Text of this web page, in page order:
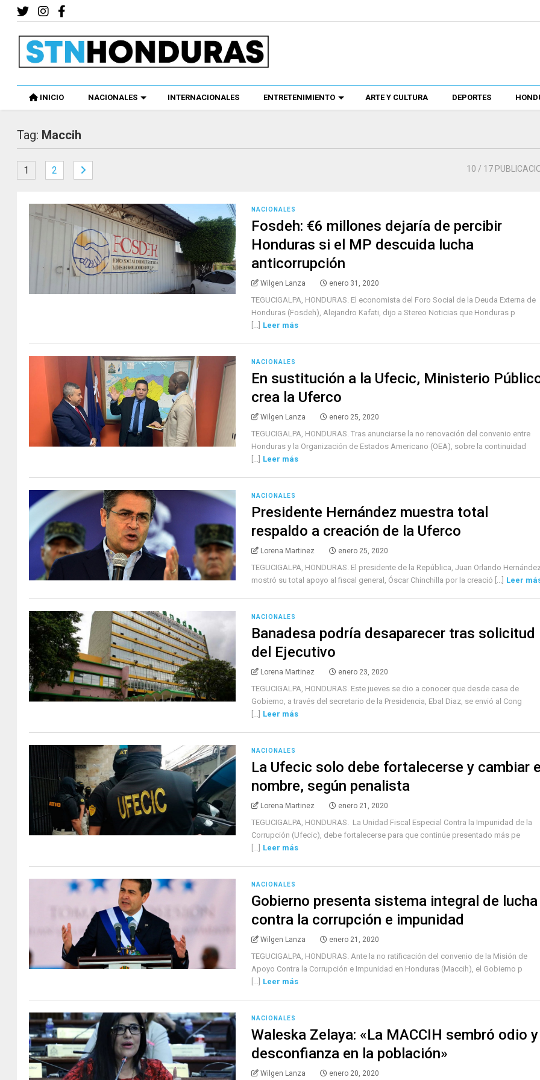
INICIO NACIONALES INTERNACIONALES ENTRETENIMIENTO ARTE Y CULTURA DEPORTES
Tag: Maccih
1 2 10 / 17
NACIONALES
Fosdeh: €6 millones dejaría de percibir
Honduras si el MP descuida lucha
anticorrupción
Wilgen Lanza enero 31, 2020
TEGUCIGALPA, HONDURAS. El economista del Foro Social de la Deuda Externa de
Honduras (Fosdeh), Alejandro Kafati, dijo a Stereo Noticias que Honduras p
[...] Leer más
NACIONALES
En sustitución a la Ufecic, Ministerio
crea la Uferco
Wilgen Lanza enero 25, 2020
TEGUCIGALPA, HONDURAS. Tras anunciarse la no renovación del convenio entre
Honduras y la Organización de Estados Americano (OEA), sobre la continuidad
[...] Leer más
NACIONALES
Presidente Hernández muestra total
respaldo a creación de la Uferco
Lorena Martinez enero 25, 2020
TEGUCIGALPA, HONDURAS. El presidente de la República, Juan Orlando
mostró su total apoyo al fiscal general, Óscar Chinchilla por la creació [...] Leer
NACIONALES
Banadesa podría desaparecer tras solicitud
del Ejecutivo
Lorena Martinez enero 23, 2020
TEGUCIGALPA, HONDURAS. Este jueves se dio a conocer que desde casa de
Gobierno, a través del secretario de la Presidencia, Ebal Diaz, se envió al Cong
[...] Leer más
NACIONALES
La Ufecic solo debe fortalecerse y cambiar el
nombre, según penalista
Lorena Martinez enero 21, 2020
TEGUCIGALPA, HONDURAS. La Unidad Fiscal Especial Contra la Impunidad de la
Corrupción (Ufecic), debe fortalecerse para que continúe presentado más pe
[...] Leer más
NACIONALES
Gobierno presenta sistema integral de lucha
contra la corrupción e impunidad
Wilgen Lanza enero 21, 2020
TEGUCIGALPA, HONDURAS. Ante la no ratificación del convenio de la Misión de
Apoyo Contra la Corrupción e Impunidad en Honduras (Maccih), el Gobierno p
[...] Leer más
NACIONALES
Waleska Zelaya: «La MACCIH sembró odio y
desconfianza en la población»
Wilgen Lanza enero 20, 2020